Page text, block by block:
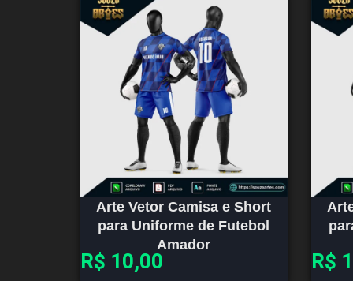
Arte Vetor Camisa e Short
para Uniforme de Futebol
Amador
R$ 10,00 R$